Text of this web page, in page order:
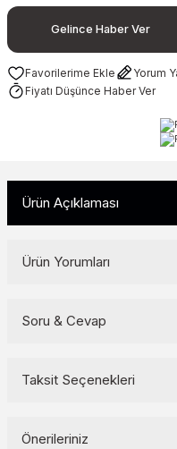
Gelince Haber Ver
Yorum
Fiyatı Düşünce Haber Ver
Ürün Açıklaması
Ürün Yorumları
Soru & Cevap
Ürün hakkında
Taksit Seçenekleri
Önerileriniz